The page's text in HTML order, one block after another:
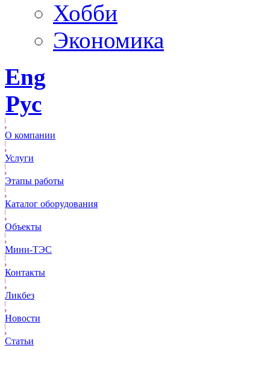
Хобби
Экономика
Eng
Рус
О компании
Услуги
Этапы работы
Каталог оборудования
Объекты
Mини-ТЭС
Контакты
Ликбез
Новости
Статьи